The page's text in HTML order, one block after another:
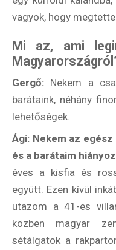
vagyok, hogy
Mi az, ami
Gergő: Nekem a
barátaink, néhány
lehetőségek.
Ági: Nekem az
és a barátaim
éves a kisfia és
együtt. Ezen kívül
utazom a 41-es
közben magyar
sétálgatok a